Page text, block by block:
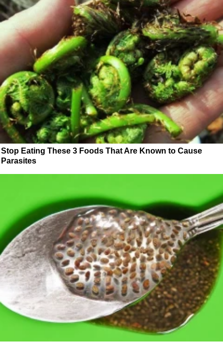
Stop Eating These 3 Foods That Are Known to Cause
Parasites